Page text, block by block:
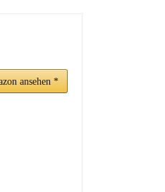
ansehen *